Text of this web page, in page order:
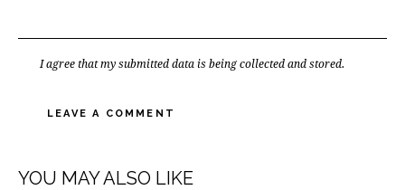
I agree that my submitted data is being collected and stored.
YOU MAY ALSO LIKE